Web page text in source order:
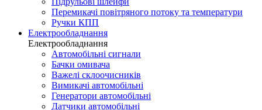
Перемикачі повітряного потоку та температури
Ручки КПП
Електрообладнання
Електрообладнання
Автомобільні сигнали
Бачки омивача
Важелі склоочисників
Вимикачі автомобільні
Генератори автомобільні
Датчики автомобільні